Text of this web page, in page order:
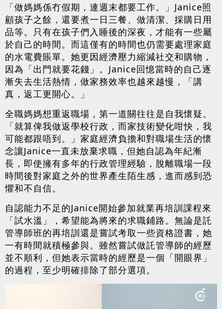
「做媽媽係冇假期，連週末都要工作。」Janice照
顧孩子之餘，還要煮一日三餐、做清潔、採購日用
品等。只有在孩子們入睡後的深夜，才能有一些屬
於自己的時間。而這僅有的時間也仍需要處理家庭
的水電費賬單。她更因經濟壓力縮減社交和購物，
因為「出門就要花錢」。Janice回憶當時的自己逐
漸失去生活熱情，做家務效率也越來越慢，「講
真，返工更開心。」
全職媽媽想重返職場，第一道關往往是自我懷疑。
「就算俾我做返學校行政，而家技術變化咁快，我
可能都跟唔到。」家庭經濟負擔和對職場生活的懷
念讓Janice一直未放棄求職，但她自認為年紀漸
長，即使擁有多年的行政管理經驗，脫離職場一段
時間後對家庭之外的世界產生陌生感，進而感到恐
懼和不自信。
自認能力不足的Janice開始參加就業再培訓課程來
「試水溫」，希望能為將來的求職鋪路。無論是託
管導師班的再培訓還是嘗試考取一些資格證書，她
一有時間就積極參與。雖然嘗試做託管導師的經歷
並不順利，但她表示當時的經歷是一個「開眼界」
的過程，至少明確排除了部分選項。